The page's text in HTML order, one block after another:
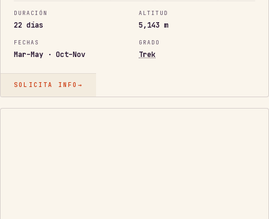
compromiso, no terreno técnico.
DURACIÓN
22 días
ALTITUD
5,143 m
FECHAS
Mar–May · Oct–Nov
GRADO
Trek
SOLICITA INFO →